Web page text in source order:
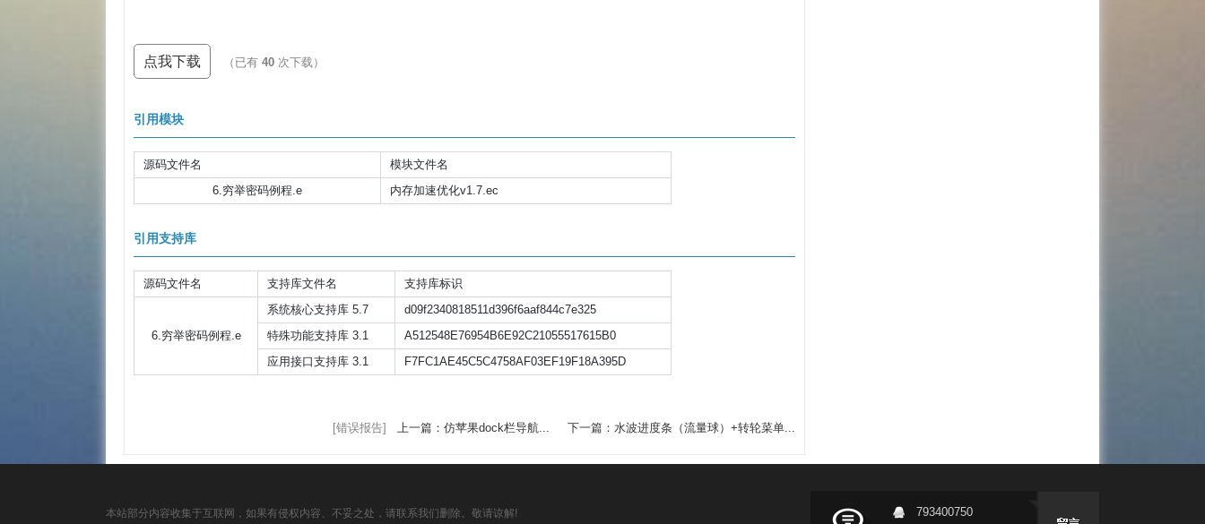
点我下载 （已有 40 次下载）
引用模块
源码文件名
模块文件名
6.穷举密码例程.e
内存加速优化v1.7.ec
引用支持库
源码文件名 支持库文件名 支持库标识
6.穷举密码例程.e
系统核心支持库 5.7
d09f2340818511d396f6aaf844c7e325
特殊功能支持库 3.1
A512548E76954B6E92C21055517615B0
应用接口支持库 3.1
F7FC1AE45C5C4758AF03EF19F18A395D
[错误报告] 上一篇：仿苹果dock栏导航... 下一篇：水波进度条（流量球）+转轮菜单...
本站部分内容收集于互联网，如果有侵权内容、不妥之处，请联系我们删除。敬请谅解! 793400750